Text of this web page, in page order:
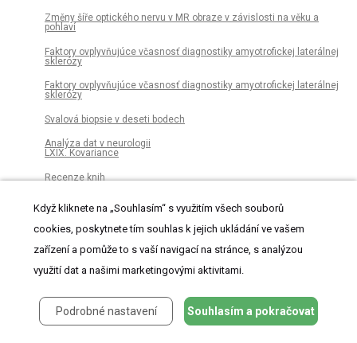
Změny šíře optického nervu v MR obraze v závislosti na věku a
pohlaví
Faktory ovplyvňujúce včasnosť dia­gnostiky amyotrofickej laterálnej
sklerózy
Faktory ovplyvňujúce včasnosť dia­gnostiky amyotrofickej laterálnej
sklerózy
Svalová bio­psie v deseti bodech
Analýza dat v neurologii
LXIX. Kovariance
Recenze knih
Trojnásobné kulatiny – specialisté na léčbu roztroušené sklerózy
se setkali v Brně
Česká a slovenská neurologie a neurochirurgie
Archiv čísel
Když kliknete na „Souhlasím“ s využitím všech souborů
cookies, poskytnete tím souhlas k jejich ukládání ve vašem
zařízení a pomůže to s vaší navigací na stránce, s analýzou
využití dat a našimi marketingovými aktivitami.
Podrobné nastavení Souhlasím a pokračovat